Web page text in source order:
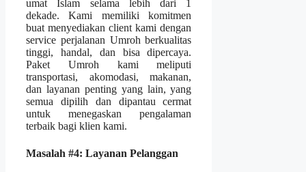
umat Islam selama lebih dari 1
dekade. Kami memiliki komitmen
buat menyediakan client kami dengan
service perjalanan Umroh berkualitas
tinggi, handal, dan bisa dipercaya.
Paket Umroh kami meliputi
transportasi, akomodasi, makanan,
dan layanan penting yang lain, yang
semua dipilih dan dipantau cermat
untuk menegaskan pengalaman
terbaik bagi klien kami.
Masalah #4: Layanan Pelanggan